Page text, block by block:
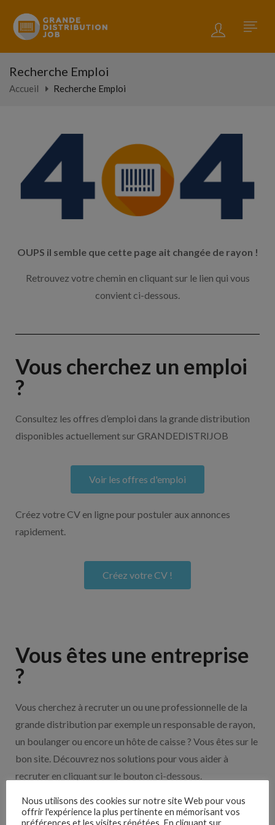
Recherche Emploi
Accueil Recherche Emploi
OUPS il semble que cette page ait changée de rayon !
Retrouvez votre chemin en cliquant sur le lien qui vous
convient ci-dessous.
Vous cherchez un emploi
?
Consultez les offres d’emploi dans la grande distribution
disponibles actuellement sur GRANDEDISTRIJOB
Voir les offres d'emploi
Créez votre CV en ligne pour postuler aux annonces
rapidement.
Créez votre CV !
Vous êtes une entreprise
?
Vous cherchez à recruter un ou une professionnelle de la
grande distribution par exemple un responsable de rayon,
un boulanger ou encore un hôte de caisse ? Vous êtes sur le
bon site. Découvrez nos solutions pour vous aider à
recruter en cliquant sur le bouton ci-dessous.
Nos solutions entreprises
Nous utilisons des cookies sur notre site Web pour vous
offrir l'expérience la plus pertinente en mémorisant vos
préférences et les visites répétées. En cliquant sur